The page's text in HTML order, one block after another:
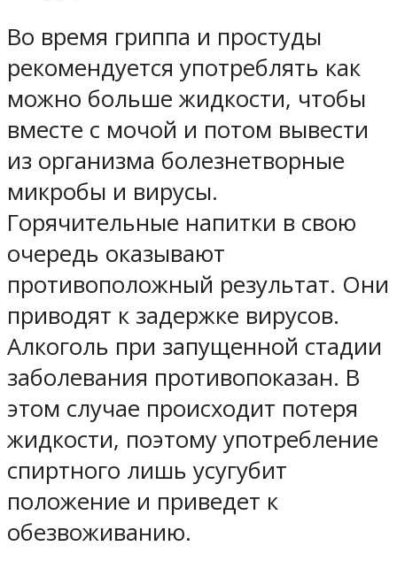
Во время гриппа и простуды
рекомендуется употреблять как
можно больше жидкости, чтобы
вместе с мочой и потом вывести
из организма болезнетворные
микробы и вирусы.
Горячительные напитки в свою
очередь оказывают
противоположный результат. Они
приводят к задержке вирусов.
Алкоголь при запущенной стадии
заболевания противопоказан. В
этом случае происходит потеря
жидкости, поэтому употребление
спиртного лишь усугубит
положение и приведет к
обезвоживанию.